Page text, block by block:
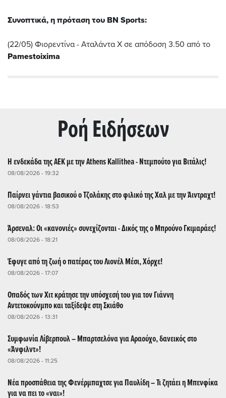
Συνοπτικά, η πρόταση του BN Sports:
(22/05) Φιορεντίνα - Αταλάντα Χ σε απόδοση 3.50 από το
Pamestoixima
Ρoή Ειδήσεων
Η ενδεκάδα της ΑΕΚ με την Athens Kallithea - Ντεμπούτο για Βιτάλις!
08/08/2026 - 19:32
Παίρνει γάντια βασικού ο Τζολάκης στο φιλικό της Χαλ με την Άιντραχτ!
08/08/2026 - 18:53
Άρσεναλ: Οι «κανονιές» συνεχίζονται - Δικός της ο Μπρούνο Γκιμαράες!
08/08/2026 - 18:21
Έφυγε από τη ζωή ο πατέρας του Λιονέλ Μέσι, Χόρχε!
08/08/2026 - 17:07
Οπαδός των Χιτ κράτησε την υπόσχεσή του για τον Γιάννη
Αντετοκούνμπο και ταξίδεψε στη Σκιάθο
08/08/2026 - 13:31
Συμφωνία Λίβερπουλ – Μπαρτσελόνα για Αραούχο, δανεικός στο
«Άνφιλντ»!
08/08/2026 - 11:25
Νέα προσπάθεια της Φενέρμπαχτσε για Παυλίδη – Τι ζητάει η Μπενφίκα
για να πει το «ναι»!